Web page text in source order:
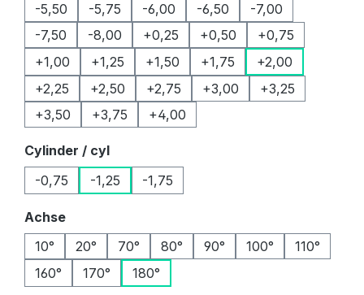
-5,50
-5,75 -6,00 -6,50
-7,00
-7,50
-8,00 +0,25 +0,50
+0,75
+1,00
+1,25 +1,50 +1,75
+2,00
+2,25
+2,50 +2,75 +3,00
+3,25
+3,50
+3,75 +4,00
Cylinder / cylauswählen
-0,75
-1,25 -1,75
Achseauswählen
10°
20° 70° 80° 90° 100°
110°
160°
170° 180°